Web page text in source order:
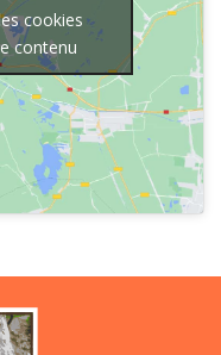
cookies
contenu